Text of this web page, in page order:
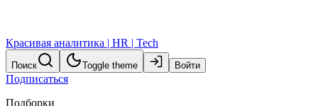
Красивая аналитика | HR | Tech
Поиск Toggle theme Войти
Подписаться
Подборки